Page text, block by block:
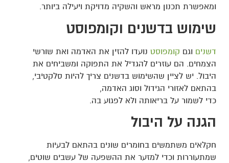
ומאפשרת תכנון מראש והשקיה מדויקת ויעילה ביותר.
שימוש בדשנים וקומפוסט
דשנים וגם קומפוסט נועדו להזין את האדמה ואת שורשי
הצמחים. הם עוזרים להגדיל את התפוקה ומשביחים את
היבול. יש לציין שהשימוש בדשנים צריך להיות סלקטיבי,
בהתאם לאזורי הגידול וסוג האדמה,
כדי לשמור על בריאותה ולא לפגוע בה.
הגנה על היבול
חקלאים משתמשים בחומרים שונים בהתאם לבעיות
שמתעוררות וכדי למזער את ההשפעה של עשבים שוטים,